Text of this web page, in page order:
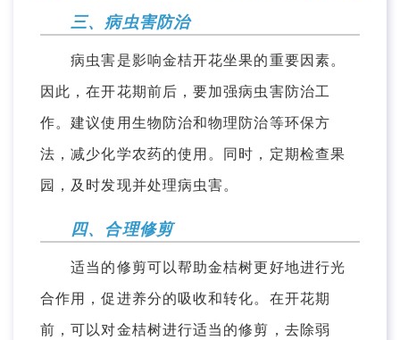
三、病虫害防治
病虫害是影响金桔开花坐果的重要因素。
因此，在开花期前后，要加强病虫害防治工
作。建议使用生物防治和物理防治等环保方
法，减少化学农药的使用。同时，定期检查果
园，及时发现并处理病虫害。
四、合理修剪
适当的修剪可以帮助金桔树更好地进行光
合作用，促进养分的吸收和转化。在开花期
前，可以对金桔树进行适当的修剪，去除弱